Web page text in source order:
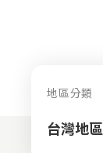
地區分類
台灣地區